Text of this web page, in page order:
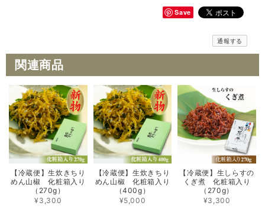
品も限定で製造させて頂いておりますので、"たつくり"も
ネットショップでご紹介させて頂いております、どうぞよ
で、どうぞお体にはお気をつけてお過ごしくださいませ。
2024/09/12
有馬温泉のホテル売店で購入して めちゃくちゃ美味しかったので注文さ
せて頂きました。 やっぱり最高に美味しいです。
返信遅くなり誠に申し訳ありません。 本当に嬉しいお言葉
を頂き、ありがとうございます。 これからもお客様にお応
えできる商品を心がけて製造させて頂きます。 改めて心を
引き締め頑張っていきますので、よろしくお願い申し上げ
ます。 年末の"たつくり"も限定で販売を開始いたしました
Save
通報する
関連商品
【冷蔵便】生炊きちり
めん山椒 化粧箱入り
（270g）
¥3,300
【冷蔵便】生炊きちり
めん山椒 化粧箱入り
（400g）
¥5,000
【冷蔵便】生しらすの
くぎ煮 化粧箱入り
（270g）
¥3,300